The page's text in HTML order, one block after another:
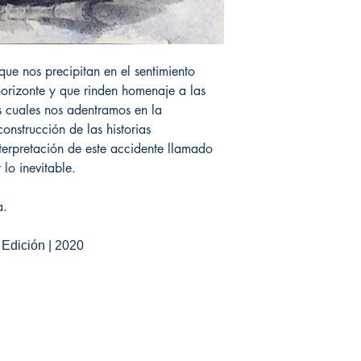
nos precipitan en el sentimiento
y que rinden homenaje a las
nos adentramos en la
de las historias
de este accidente llamado
lo inevitable.
| 2020